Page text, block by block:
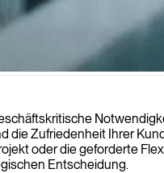
die Zufriedenheit Ihrer
oder die geforderte
Entscheidung.